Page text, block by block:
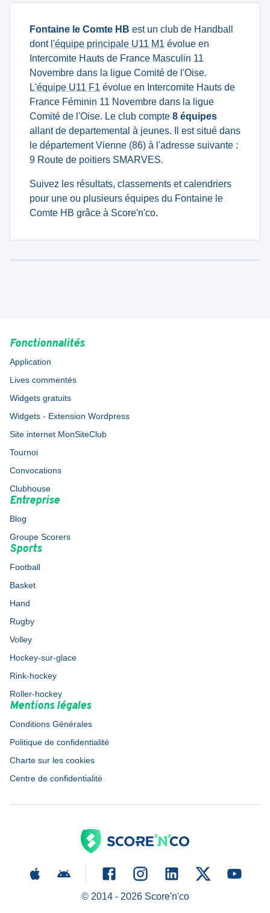
Fontaine le Comte HB est un club de Handball
dont l'équipe principale U11 M1 évolue en
Intercomite Hauts de France Masculin 11
Novembre dans la ligue Comité de l'Oise.
L'équipe U11 F1 évolue en Intercomite Hauts de
France Féminin 11 Novembre dans la ligue
Comité de l'Oise. Le club compte 8 équipes
allant de departemental à jeunes. Il est situé dans
le département Vienne (86) à l'adresse suivante :
9 Route de poitiers SMARVES.
Suivez les résultats, classements et calendriers
pour une ou plusieurs équipes du Fontaine le
Comte HB grâce à Score'n'co.
Fonctionnalités
Application
Lives commentés
Widgets gratuits
Widgets - Extension Wordpress
Site internet MonSiteClub
Tournoi
Convocations
Clubhouse
Entreprise
Blog
Groupe Scorers
Sports
Football
Basket
Hand
Rugby
Volley
Hockey-sur-glace
Rink-hockey
Roller-hockey
Mentions légales
Conditions Générales
Politique de confidentialité
Charte sur les cookies
Centre de confidentialité
© 2014 - 2026Score'n'co